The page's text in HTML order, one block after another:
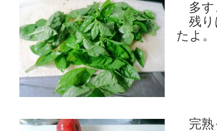
多す
残り
たよ。
完熟